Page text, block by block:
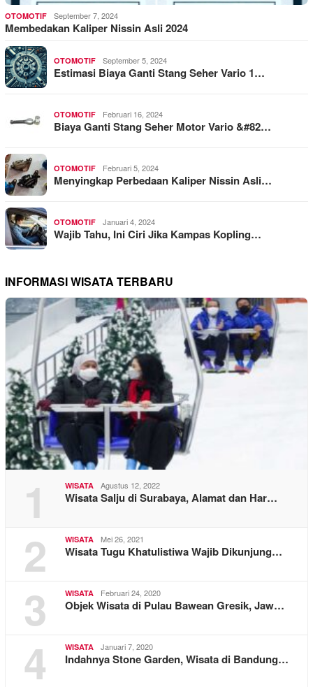
OTOMOTIF September 7, 2024
Membedakan Kaliper Nissin Asli 2024
OTOMOTIF September 5, 2024
Estimasi Biaya Ganti Stang Seher Vario 1…
OTOMOTIF Februari 16, 2024
Biaya Ganti Stang Seher Motor Vario &#82…
OTOMOTIF Februari 5, 2024
Menyingkap Perbedaan Kaliper Nissin Asli…
OTOMOTIF Januari 4, 2024
Wajib Tahu, Ini Ciri Jika Kampas Kopling…
INFORMASI WISATA TERBARU
1 WISATA Agustus 12, 2022
Wisata Salju di Surabaya, Alamat dan Har…
2 WISATA Mei 26, 2021
Wisata Tugu Khatulistiwa Wajib Dikunjung…
3 WISATA Februari 24, 2020
Objek Wisata di Pulau Bawean Gresik, Jaw…
4 WISATA Januari 7, 2020
Indahnya Stone Garden, Wisata di Bandung…